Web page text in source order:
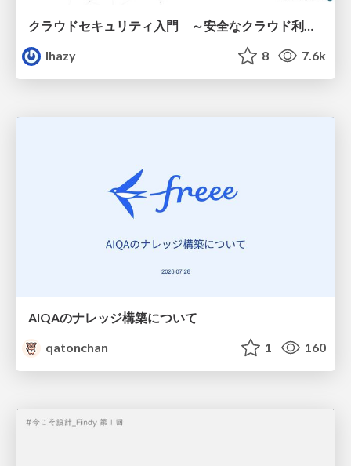
クラウドセキュリティ入門 ～安全なクラウド利用のための基礎知識～
lhazy
8 7.6k
AIQAのナレッジ構築について
qatonchan
1 160